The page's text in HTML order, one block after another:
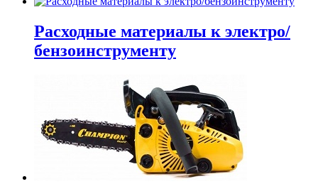
Расходные материалы к электро/
бензоинструменту